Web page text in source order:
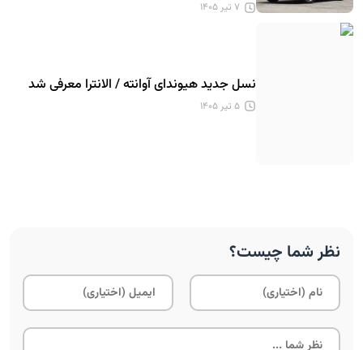
۷ تیر ۱۴۰۵
نسل جدید هیوندای آوانته / الانترا معرفی شد
۵ تیر ۱۴۰۵
نظر شما چیست؟